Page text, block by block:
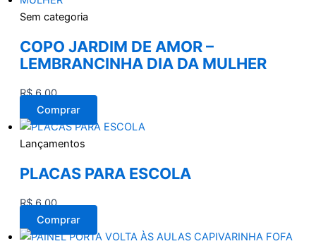
Sem categoria
COPO JARDIM DE AMOR –
LEMBRANCINHA DIA DA MULHER
R$6,00
Comprar
Lançamentos
PLACAS PARA ESCOLA
R$6,00
Comprar